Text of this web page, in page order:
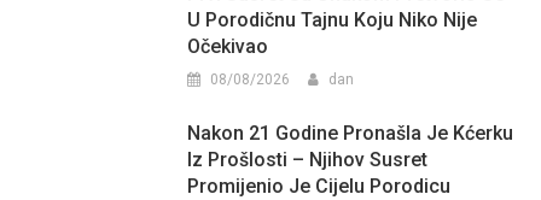
U Porodičnu Tajnu Koju Niko Nije
Očekivao
08/08/2026 dan
Nakon 21 Godine Pronašla Je Kćerku
Iz Prošlosti – Njihov Susret
Promijenio Je Cijelu Porodicu